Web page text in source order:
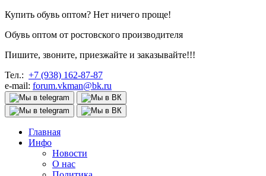
Купить обувь оптом? Нет ничего проще!
Обувь оптом от ростовского производителя
Пишите, звоните, приезжайте и заказывайте!!!
Тел.: +7 (938) 162-87-87
e-mail: forum.vkman@bk.ru
Главная
Инфо
Новости
О нас